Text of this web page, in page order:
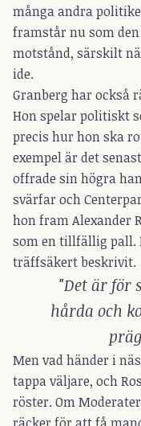
många andra
framstår nu som
motstånd, särskilt
ide.
Granberg har också
Hon spelar politiskt
precis hur hon ska
exempel är det
offrade sin högra
svärfar och
hon fram Alexander
som en tillfällig pall.
träffsäkert beskrivit.
"Det är för
hårda och
Men vad händer i
tappa väljare, och
röster. Om
räcker för att få